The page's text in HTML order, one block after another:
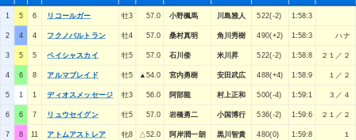
1 5 6 リコールガー 牡3 57.0 小野楓馬 川島雅人 522(-2) 1:58:3
2 4 4 フクノバルトラン 牡4 57.0 桑村真明 角川秀樹 490(+2) 1:58:3 ハナ
3 5 5 ペイシャスカイ 牡5 57.0 石川倭 米川昇 522(-2) 1:58:8 ２１／２
4 6 8 アルマブレイド 牡5 ▲54.0 宮内勇樹 安田武広 488(+4) 1:58:9 １／２
5 1 1 ディオスメッセージ 牡3 56.0 阿部龍 村上正和 500(-4) 1:59:1 ３／４
6 6 7 リュウセイグン 牡5 57.0 岩橋勇二 小国博行 536(-2) 1:59:6 ２１／２
7 8 11 アトムアストレア 牝8 △52.0 阿岸潤一朗 黒川智貴 480(0) 1:59:8 １